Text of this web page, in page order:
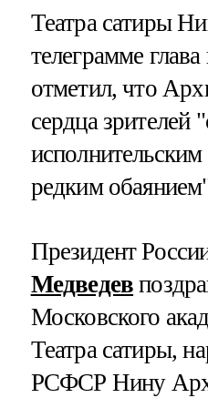
Театра сатиры
телеграмме глава
отметил, что
сердца зрителей
редким
Президент
Медведев
Московского
Театра сатиры,
РСФСР Нину